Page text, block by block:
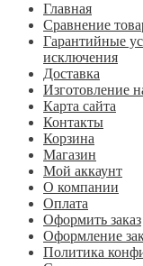
Главная
Cравнение
Гарантийные
исключения
Доставка
Изготовление
Карта сайта
Контакты
Корзина
Магазин
Мой аккаунт
О компании
Оплата
Оформить заказ
Оформление
Политика